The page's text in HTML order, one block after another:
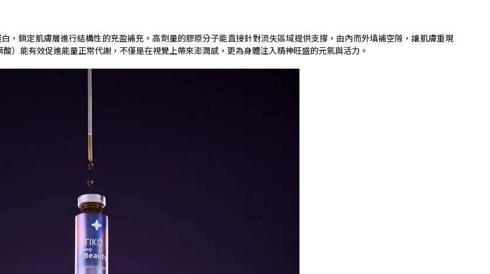
，鎖定肌膚層進行結構性的充盈補充。高劑量的膠原分子能直接針對流失區域提供支撐，由內而外填補空隙，讓肌膚重現
酸）能有效促進能量正常代謝，不僅是在視覺上帶來澎潤感，更為身體注入精神旺盛的元氣與活力。